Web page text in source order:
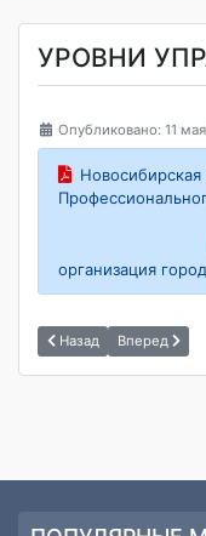
УРОВНИ
Опубликовано: 11
Новосибирская
организация
Назад Вперед